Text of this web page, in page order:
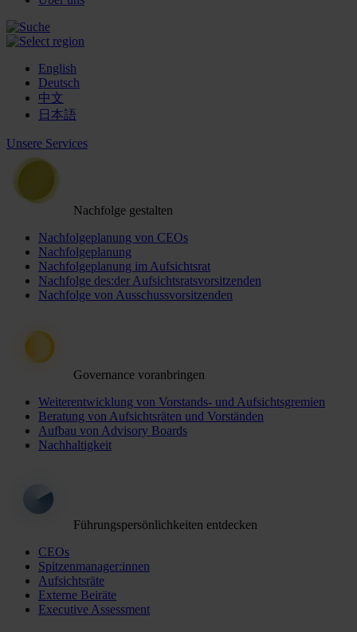
English
Deutsch
中文
日本語
Unsere Services
Nachfolge gestalten
Nachfolgeplanung von CEOs
Nachfolgeplanung
Nachfolgeplanung im Aufsichtsrat
Nachfolge des:der Aufsichtsratsvorsitzenden
Nachfolge von Ausschussvorsitzenden
Governance voranbringen
Weiterentwicklung von Vorstands- und Aufsichtsgremien
Beratung von Aufsichtsräten und Vorständen
Aufbau von Advisory Boards
Nachhaltigkeit
Führungspersönlichkeiten entdecken
CEOs
Spitzenmanager:innen
Aufsichtsräte
Externe Beiräte
Executive Assessment